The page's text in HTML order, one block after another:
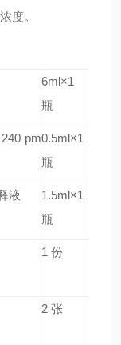
度。
6ml×1
瓶
240 pm0.5ml×1
瓶
液
1.5ml×1
瓶
1 份
2 张